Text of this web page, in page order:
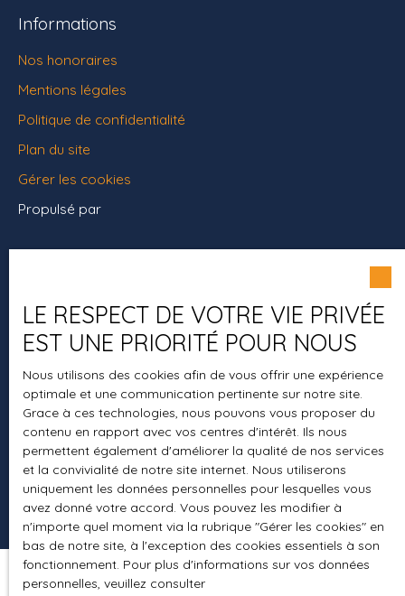
Informations
Nos honoraires
Mentions légales
Politique de confidentialité
Plan du site
Gérer les cookies
Propulsé par
+33 4 94 29 00 00
7 rue Jean Aicard
83400 Hyères
LE RESPECT DE VOTRE VIE PRIVÉE
EST UNE PRIORITÉ POUR NOUS
Nous utilisons des cookies afin de vous offrir une expérience
optimale et une communication pertinente sur notre site.
Grace à ces technologies, nous pouvons vous proposer du
contenu en rapport avec vos centres d'intérêt. Ils nous
permettent également d'améliorer la qualité de nos services
et la convivialité de notre site internet. Nous utiliserons
uniquement les données personnelles pour lesquelles vous
avez donné votre accord. Vous pouvez les modifier à
n'importe quel moment via la rubrique ″Gérer les cookies″ en
bas de notre site, à l'exception des cookies essentiels à son
fonctionnement. Pour plus d'informations sur vos données
personnelles, veuillez consulter